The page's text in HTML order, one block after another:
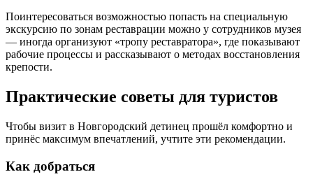
Поинтересоваться возможностью попасть на специальную
экскурсию по зонам реставрации можно у сотрудников музея
— иногда организуют «тропу реставратора», где показывают
рабочие процессы и рассказывают о методах восстановления
крепости.
Практические советы для туристов
Чтобы визит в Новгородский детинец прошёл комфортно и
принёс максимум впечатлений, учтите эти рекомендации.
Как добраться